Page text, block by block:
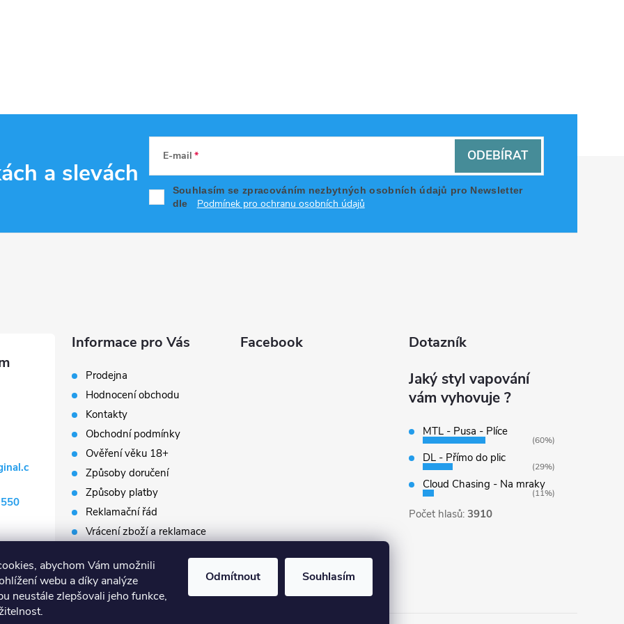
abychom Vám umožnili
webu a díky analýze
neustále zlepšovali jeho funkce,
Odmítnout Souhlasím
a slevách
E-mail
Souhlasím se zpracováním nezbytných osobních údajů pro Newsletter
dle
Podmínek pro ochranu osobních údajů
ODEBÍRAT
Informace pro Vás
Prodejna
Hodnocení obchodu
Kontakty
Obchodní podmínky
Ověření věku 18+
Způsoby doručení
Způsoby platby
Reklamační řád
Vrácení zboží a reklamace
Prodávané značky
Slovník pojmů
Facebook Dotazník
Jaký styl vapování
vám vyhovuje ?
MTL - Pusa - Plíce
(60%)
DL - Přímo do plic
(29%)
Cloud Chasing - Na mraky
(11%)
Počet hlasů: 3910